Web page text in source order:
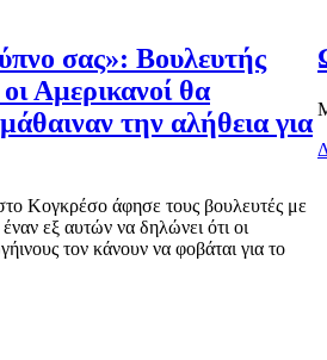
σας»: Βουλευτής
οι Αμερικανοί θα
την αλήθεια για
Κογκρέσο άφησε τους βουλευτές με
εξ αυτών να δηλώνει ότι οι
τον κάνουν να φοβάται για το